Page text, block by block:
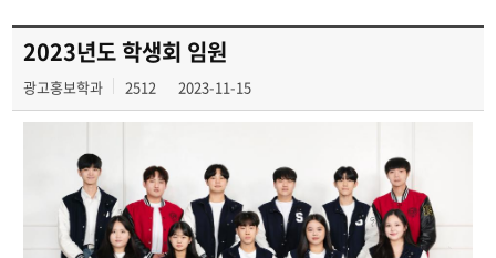
2023년도 학생회 임원
광고홍보학과 2512 2023-11-15